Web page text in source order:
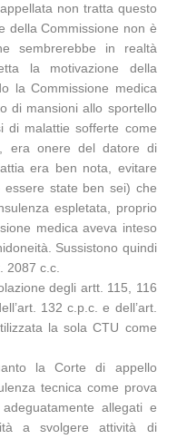
non tratta questo
della Commissione non è
sembrerebbe in realtà
la motivazione della
la Commissione medica
di mansioni allo sportello
di malattie sofferte come
era onere del datore di
era ben nota, evitare
state ben sei) che
espletata, proprio
medica aveva inteso
Sussistono quindi
2087 c.c.
degli artt. 115, 116
132 c.p.c. e dell’art.
la sola CTU come
la Corte di appello
tecnica come prova
allegati e
a svolgere attività di